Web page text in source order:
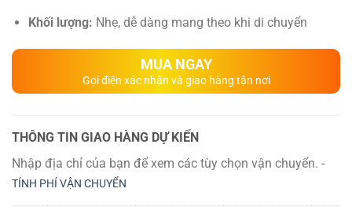
Khối lượng: Nhẹ, dễ dàng mang theo khi di chuyển
MUA NGAY
Gọi điện xác nhận và giao hàng tận nơi
THÔNG TIN GIAO HÀNG DỰ KIẾN
Nhập địa chỉ của bạn để xem các tùy chọn vận chuyển. -
TÍNH PHÍ VẬN CHUYỂN